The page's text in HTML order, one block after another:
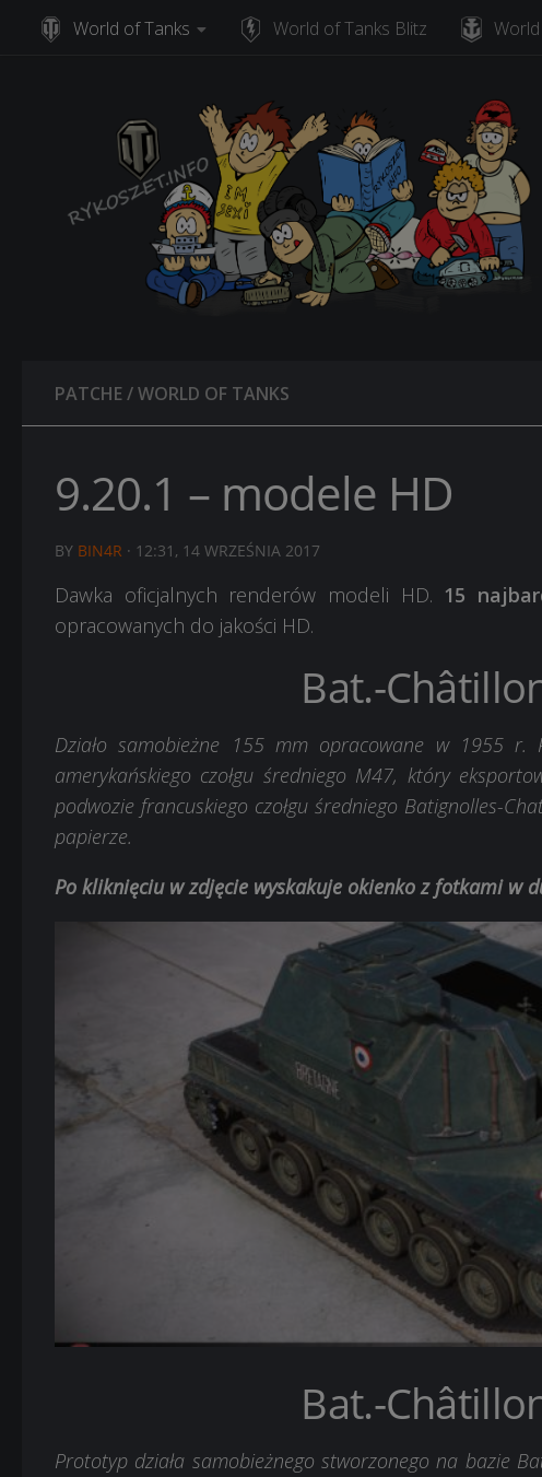
Skip to content
World of Tanks World of Tanks Blitz
PATCHE/WORLD OF TANKS
9.20.1 – modele HD
BY BIN4R · 12:31, 14 WRZEŚNIA 2017
Dawka oficjalnych renderów modeli HD. 15
opracowanych do jakości HD.
Bat.-
Działo samobieżne 155 mm opracowane w 1955 r.
amerykańskiego czołgu średniego M47, który
podwozie francuskiego czołgu średniego Batignolles-
papierze.
Po kliknięciu w zdjęcie wyskakuje okienko z fotkami w
Bat.-
Prototyp działa samobieżnego stworzonego na bazie